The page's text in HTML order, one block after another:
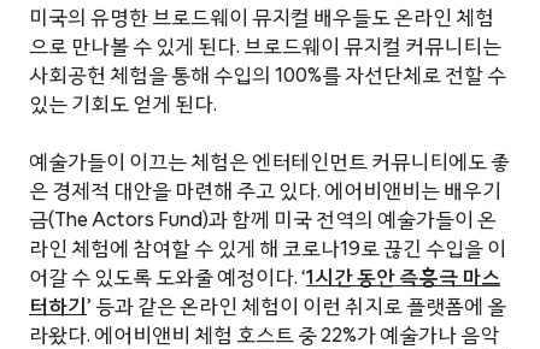
미국의 유명한 브로드웨이 뮤지컬 배우들도 온라인 체험
으로 만나볼 수 있게 된다. 브로드웨이 뮤지컬 커뮤니티는
사회공헌 체험을 통해 수입의 100%를 자선단체로 전할 수
있는 기회도 얻게 된다.
예술가들이 이끄는 체험은 엔터테인먼트 커뮤니티에도 좋
은 경제적 대안을 마련해 주고 있다. 에어비앤비는 배우기
금(The Actors Fund)과 함께 미국 전역의 예술가들이 온
라인 체험에 참여할 수 있게 해 코로나19로 끊긴 수입을 이
어갈 수 있도록 도와줄 예정이다. ‘1시간 동안 즉흥극 마스
터하기’ 등과 같은 온라인 체험이 이런 취지로 플랫폼에 올
라왔다. 에어비앤비 체험 호스트 중 22%가 예술가나 음악